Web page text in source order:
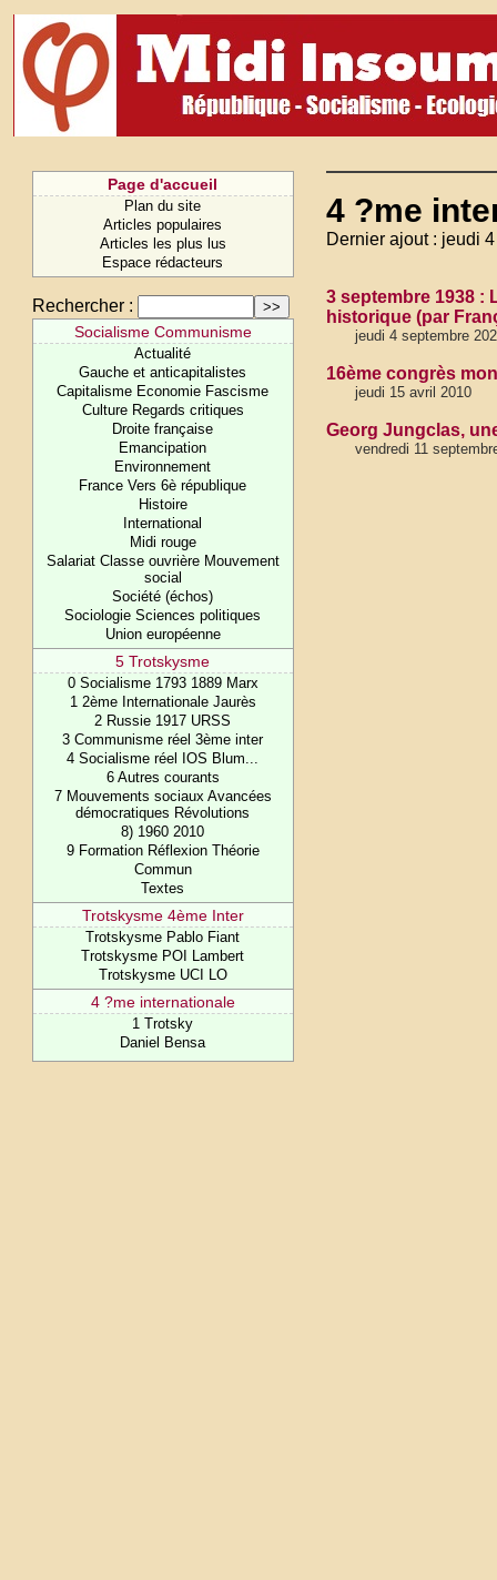
Page d'accueil
Plan du site
Articles populaires
Articles les plus lus
Espace rédacteurs
Rechercher :
Socialisme Communisme
Actualité
Gauche et anticapitalistes
Capitalisme Economie Fascisme
Culture Regards critiques
Droite française
Emancipation
Environnement
France Vers 6è république
Histoire
International
Midi rouge
Salariat Classe ouvrière Mouvement
social
Société (échos)
Sociologie Sciences politiques
Union européenne
5 Trotskysme
0 Socialisme 1793 1889 Marx
1 2ème Internationale Jaurès
2 Russie 1917 URSS
3 Communisme réel 3ème inter
4 Socialisme réel IOS Blum...
6 Autres courants
7 Mouvements sociaux Avancées
démocratiques Révolutions
8) 1960 2010
9 Formation Réflexion Théorie
Commun
Textes
Trotskysme 4ème Inter
Trotskysme Pablo Fiant
Trotskysme POI Lambert
Trotskysme UCI LO
4 ?me internationale
1 Trotsky
Daniel Bensa
4 ?me
Dernier ajout : jeudi
3 septembre 1938 :
historique (par
jeudi 4 septembre
16ème congrès
jeudi 15 avril 2010
Georg Jungclas,
vendredi 11